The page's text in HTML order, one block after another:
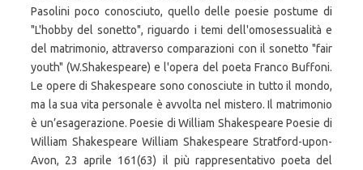
Pasolini poco conosciuto, quello delle poesie postume di
"L'hobby del sonetto", riguardo i temi dell'omosessualità e
del matrimonio, attraverso comparazioni con il sonetto "fair
youth" (W.Shakespeare) e l'opera del poeta Franco Buffoni.
Le opere di Shakespeare sono conosciute in tutto il mondo,
ma la sua vita personale è avvolta nel mistero. Il matrimonio
è un’esagerazione. Poesie di William Shakespeare Poesie di
William Shakespeare William Shakespeare Stratford-upon-
Avon, 23 aprile 161(63) il più rappresentativo poeta del